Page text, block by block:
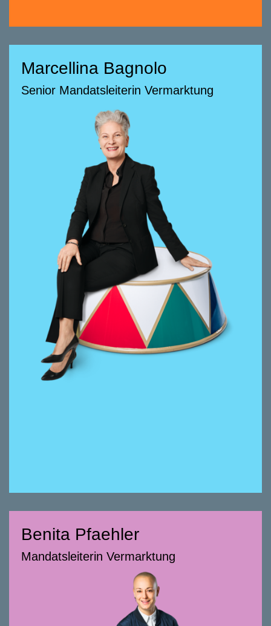
Marcellina Bagnolo
Senior Mandatsleiterin Vermarktung
Marcellina Bagnolo
Senior Mandatsleiterin Vermarktung
marcellina.bagnolo@smeyers.ch
Beratungsschwerpunkte
Verkauf und Vermietung von
Neubauprojekten
Unterstützung bei Transaktionen
Definition von Produkten
Grundrissoptimierung
Vermarktungskonzepte
Materialisierung und Farbkonzepte
Seit 2025 bei smeyers.
Immobilienvermarkterin mit eidg. FA/
Immobilienbewirtschafterin und eidg.
FA/CAS in Real Estate Finance, SFI.
Fünfsprachig (D, I, F, E, SP). Seit über 30
Jahren in der Immobilienwirtschaft tätig.
Benita Pfaehler
Mandatsleiterin Vermarktung
Benita Pfaehler
Mandatsleiterin Vermarktung
benita.pfaehler@smeyers.ch
Beratungsschwerpunkte